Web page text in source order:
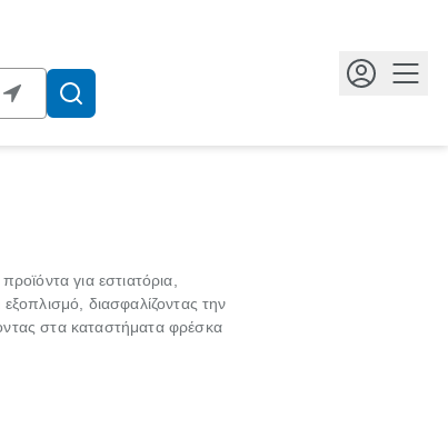
για εστιατόρια,
διασφαλίζοντας την
στα καταστήματα φρέσκα